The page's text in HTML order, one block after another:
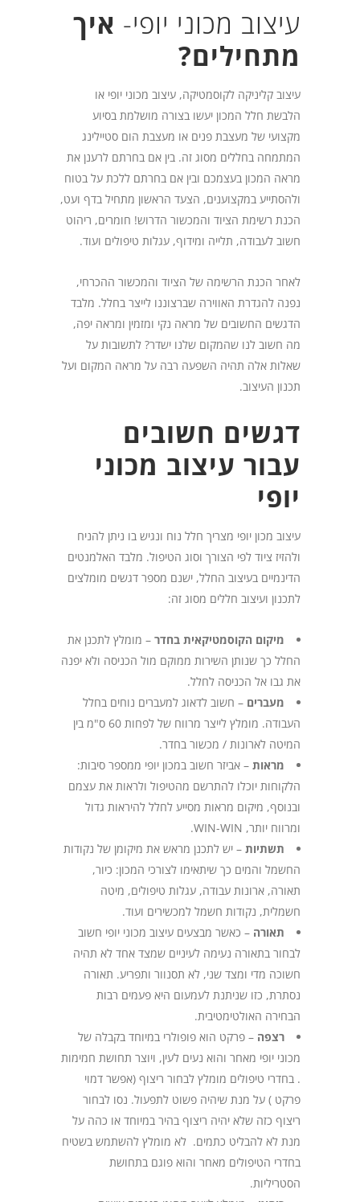
עיצוב מכוני יופי- איך
מתחילים?
עיצוב קליניקה לקוסמטיקה, עיצוב מכוני יופי או
הלבשת חלל המכון יעשו בצורה מושלמת בסיוע
מקצועי של מעצבת פנים או מעצבת הום סטיילינג
המתמחה בחללים מסוג זה. בין אם בחרתם לרענן את
מראה המכון בעצמכם ובין אם בחרתם ללכת על בטוח
ולהסתייע במקצוענים, הצעד הראשון מתחיל בדף ועט,
הכנת רשימת הציוד והמכשור הדרוש! חומרים, ריהוט
חשוב לעבודה, תלייה ומידוף, עגלות טיפולים ועוד.
לאחר הכנת הרשימה של הציוד והמכשור ההכרחי,
נפנה להגדרת האווירה שברצוננו לייצר בחלל. מלבד
הדגשים החשובים של מראה נקי ומזמין ומראה יפה,
מה חשוב לנו שהמקום שלנו ישדר? לתשובות על
שאלות אלה תהיה השפעה רבה על מראה המקום ועל
תכנון העיצוב.
דגשים חשובים
עבור עיצוב מכוני
יופי
עיצוב מכון יופי מצריך חלל נוח ונגיש בו ניתן להניח
ולהזיז ציוד לפי הצורך וסוג הטיפול. מלבד האלמנטים
הדינמיים בעיצוב החלל, ישנם מספר דגשים מומלצים
לתכנון ועיצוב חללים מסוג זה:
מיקום הקוסמטיקאית בחדר – מומלץ לתכנן את
החלל כך שנותן השירות ממוקם מול הכניסה ולא יפנה
את גבו אל הכניסה לחלל.
מעברים – חשוב לדאוג למעברים נוחים בחלל
העבודה. מומלץ לייצר מרווח של לפחות 60 ס"מ בין
המיטה לארונות / מכשור בחדר.
מראות – אביזר חשוב במכון יופי ממספר סיבות:
הלקוחות יוכלו להתרשם מהטיפול ולראות את עצמם
ובנוסף, מיקום מראות מסייע לחלל להיראות גדול
ומרווח יותר, WIN-WIN.
תשתיות – יש לתכנן מראש את מיקומן של נקודות
החשמל והמים כך שיתאימו לצורכי המכון: כיור,
תאורה, ארונות עבודה, עגלות טיפולים, מיטה
חשמלית, נקודות חשמל למכשירים ועוד.
תאורה – כאשר מבצעים עיצוב מכוני יופי חשוב
לבחור בתאורה נעימה לעיניים שמצד אחד לא תהיה
חשוכה מדי ומצד שני, לא תסנוור ותפריע. תאורה
נסתרת, כזו שניתנת לעמעום היא פעמים רבות
הבחירה האולטימטיבית.
רצפה – פרקט הוא פופולרי במיוחד בקבלה של
מכוני יופי מאחר והוא נעים לעין, ויוצר תחושת חמימות
. בחדרי טיפולים מומלץ לבחור ריצוף (אפשר דמוי
פרקט ) על מנת שיהיה פשוט לתפעול. נסו לבחור
ריצוף כזה שלא יהיה ריצוף בהיר במיוחד או כהה על
מנת לא להבליט כתמים. לא מומלץ להשתמש בשטיח
בחדרי הטיפולים מאחר והוא פוגם בתחושת
הסטריליות.